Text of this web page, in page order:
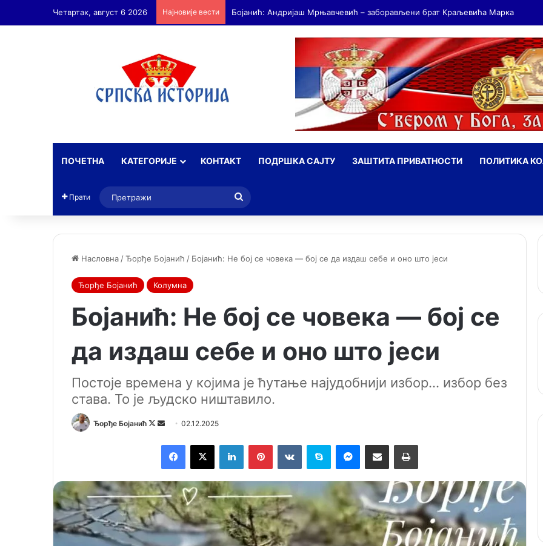
Четвртак, август 6 2026 Најновије вести
ПОЧЕТНА КАТЕГОРИЈЕ КОНТАКТ ПОДРШКА САЈТУ ЗАШТИТА ПРИВАТНОСТИ ПОЛИТИКА
Прати
Насловна /Ђорђе Бојанић / Бојанић: Не бој се човека — бој се да издаш себе и оно што јеси
Ђорђе Бојанић Колумна
Бојанић: Не бој се човека — бој се
да издаш себе и оно што јеси
Постоје времена у којима је ћутање најудобнији избор... избор без
става. То је људско ништавило.
Ђорђе Бојанић
F
o
w
o
n
d
a
n
m
02.12.2025